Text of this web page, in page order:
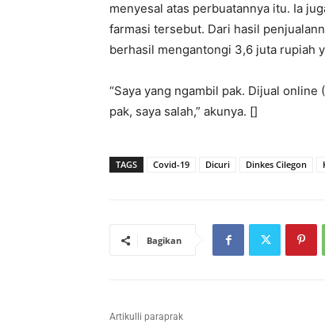
menyesal atas perbuatannya itu. Ia
farmasi tersebut. Dari hasil
berhasil mengantongi 3,6 juta rupiah
“Saya yang ngambil pak. Dijual
pak, saya salah,” akunya. []
TAGS Covid-19 Dicuri Dinkes Cilegon
Bagikan
Artikulli paraprak